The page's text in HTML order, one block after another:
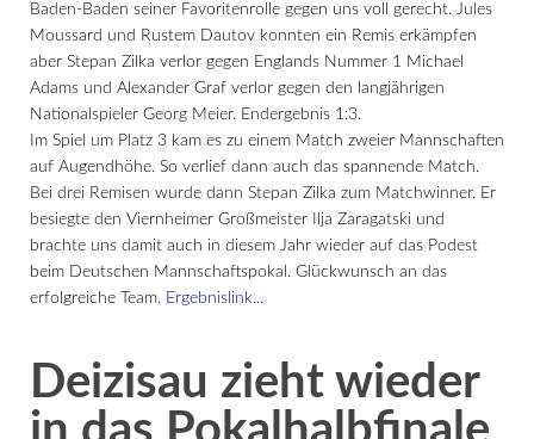
Baden-Baden seiner Favoritenrolle gegen uns voll gerecht. Jules
Moussard und Rustem Dautov konnten ein Remis erkämpfen
aber Stepan Zilka verlor gegen Englands Nummer 1 Michael
Adams und Alexander Graf verlor gegen den langjährigen
Nationalspieler Georg Meier. Endergebnis 1:3.
Im Spiel um Platz 3 kam es zu einem Match zweier Mannschaften
auf Augendhöhe. So verlief dann auch das spannende Match.
Bei drei Remisen wurde dann Stepan Zilka zum Matchwinner. Er
besiegte den Viernheimer Großmeister Ilja Zaragatski und
brachte uns damit auch in diesem Jahr wieder auf das Podest
beim Deutschen Mannschaftspokal. Glückwunsch an das
erfolgreiche Team. Ergebnislink...
Deizisau zieht wieder